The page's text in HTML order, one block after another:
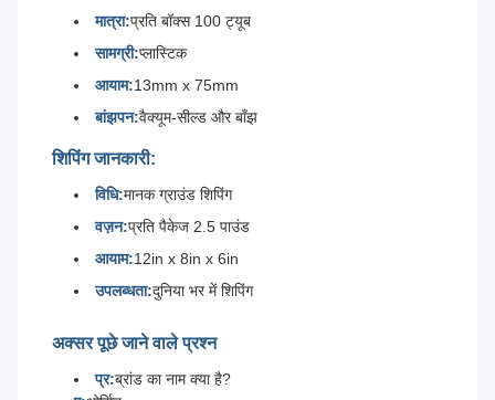
मात्रा:प्रति बॉक्स 100 ट्यूब
सामग्री:प्लास्टिक
आयाम:13mm x 75mm
बांझपन:वैक्यूम-सील्ड और बाँझ
शिपिंग जानकारी:
विधि:मानक ग्राउंड शिपिंग
वज़न:प्रति पैकेज 2.5 पाउंड
आयाम:12in x 8in x 6in
उपलब्धता:दुनिया भर में शिपिंग
अक्सर पूछे जाने वाले प्रश्न
प्र:ब्रांड का नाम क्या है?